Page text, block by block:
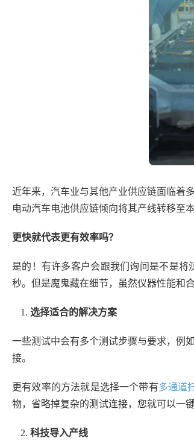
近年来，汽车业与其他产业供应链面临着
电动汽车电池供应链倾向将其产线转移至
更快就代表更有效率吗？
是的！有许多客户会跟我们询问是不是
秒。但是魔鬼藏在细节，虽然仪器性能和
选择适合的解决方案
一些测试中会有多个测试步骤与要求，例
接。
更有效率的方法就是选择一个带有多通道
物，省略掉复杂的测试连接，您就可以一
科技导入产线